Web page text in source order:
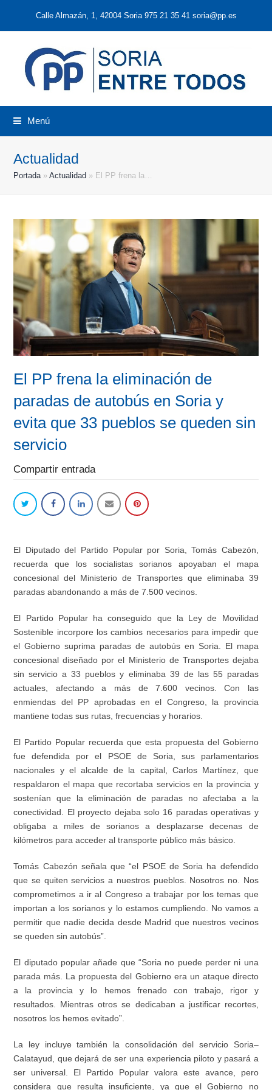
Calle Almazán, 1, 42004 Soria 975 21 35 41 soria@pp.es
Menú
Actualidad
Portada»Actualidad » El PP frena la…
El PP frena la eliminación de
paradas de autobús en Soria y
evita que 33 pueblos se queden sin
servicio
Compartir entrada
El Diputado del Partido Popular por Soria, Tomás Cabezón,
recuerda que los socialistas sorianos apoyaban el mapa
concesional del Ministerio de Transportes que eliminaba 39
paradas abandonando a más de 7.500 vecinos.
El Partido Popular ha conseguido que la Ley de Movilidad
Sostenible incorpore los cambios necesarios para impedir que
el Gobierno suprima paradas de autobús en Soria. El mapa
concesional diseñado por el Ministerio de Transportes dejaba
sin servicio a 33 pueblos y eliminaba 39 de las 55 paradas
actuales, afectando a más de 7.600 vecinos. Con las
enmiendas del PP aprobadas en el Congreso, la provincia
mantiene todas sus rutas, frecuencias y horarios.
El Partido Popular recuerda que esta propuesta del Gobierno
fue defendida por el PSOE de Soria, sus parlamentarios
nacionales y el alcalde de la capital, Carlos Martínez, que
respaldaron el mapa que recortaba servicios en la provincia y
sostenían que la eliminación de paradas no afectaba a la
conectividad. El proyecto dejaba solo 16 paradas operativas y
obligaba a miles de sorianos a desplazarse decenas de
kilómetros para acceder al transporte público más básico.
Tomás Cabezón señala que “el PSOE de Soria ha defendido
que se quiten servicios a nuestros pueblos. Nosotros no. Nos
comprometimos a ir al Congreso a trabajar por los temas que
importan a los sorianos y lo estamos cumpliendo. No vamos a
permitir que nadie decida desde Madrid que nuestros vecinos
se queden sin autobús”.
El diputado popular añade que “Soria no puede perder ni una
parada más. La propuesta del Gobierno era un ataque directo
a la provincia y lo hemos frenado con trabajo, rigor y
resultados. Mientras otros se dedicaban a justificar recortes,
nosotros los hemos evitado”.
La ley incluye también la consolidación del servicio Soria–
Calatayud, que dejará de ser una experiencia piloto y pasará a
ser universal. El Partido Popular valora este avance, pero
considera que resulta insuficiente, ya que el Gobierno no